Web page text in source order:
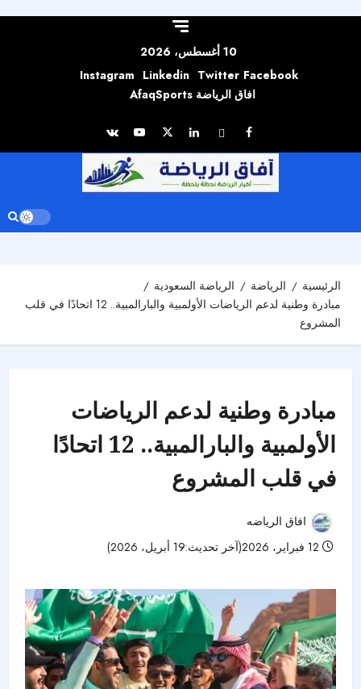
10 أغسطس، 2026
Facebook
Twitter
Linkedin
Instagram
افاق الرياضة AfaqSports
الرئيسية الرياضة
الرياضة السعودية
مبادرة وطنية لدعم الرياضات الأولمبية والبارالمبية.. 12 اتحادًا في قلب
المشروع
مبادرة وطنية لدعم الرياضات
الأولمبية والبارالمبية.. 12 اتحادًا
في قلب المشروع
افاق الرياضه